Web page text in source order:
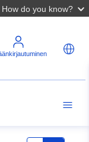
How do you know?